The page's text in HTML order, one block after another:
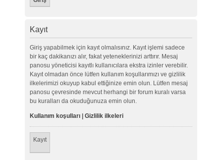
Kayıt
Giriş yapabilmek için kayıt olmalısınız. Kayıt işlemi sadece
bir kaç dakikanızı alır, fakat yeteneklerinizi arttırır. Mesaj
panosu yöneticisi kayıtlı kullanıcılara ekstra izinler verebilir.
Kayıt olmadan önce lütfen kullanım koşullarımızı ve gizlilik
ilkelerimizi okuyup kabul ettiğinize emin olun. Lütfen mesaj
panosu çevresinde mevcut herhangi bir forum kuralı varsa
bu kuralları da okuduğunuza emin olun.
Kullanım koşulları| Gizlilik ilkeleri
Kayıt